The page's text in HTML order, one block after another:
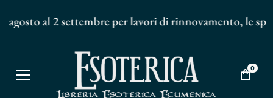
al 2 settembre per lavori di rinnovamento, le
Apri
Vai
0